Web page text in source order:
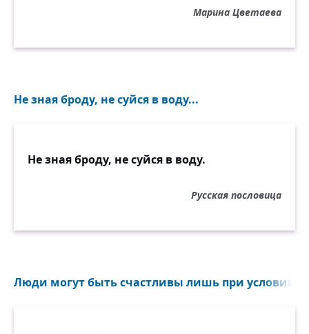
Марина Цветаева
Не зная броду, не суйся в воду...
Не зная броду, не суйся в воду.
Русская пословица
Люди могут быть счастливы лишь при условии,